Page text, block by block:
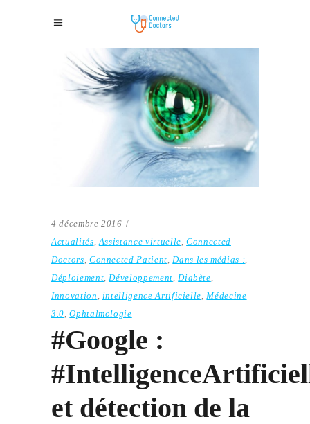
4 décembre 2016
Actualités Assistance virtuelle ,Connected
Doctors Connected Patient Dans les médias :
Déploiement Développement Diabète
Innovation
intelligence Artificielle Médecine
3.0 ,Ophtalmologie
#Google :
et détection de la